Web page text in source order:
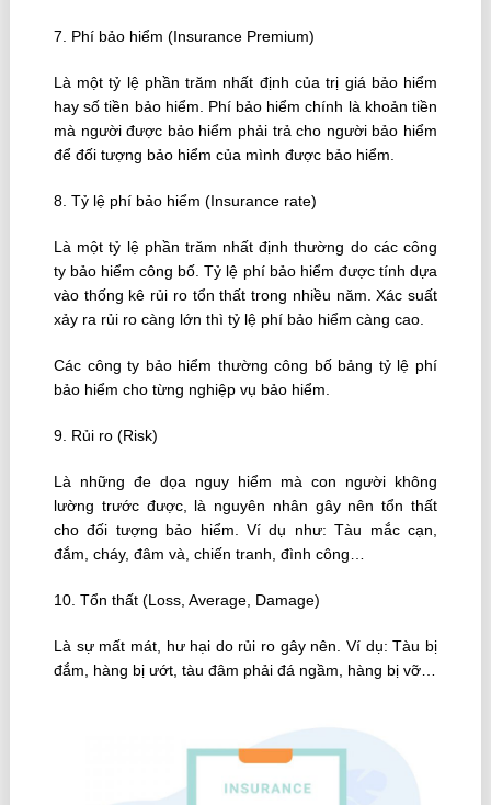
7. Phí bảo hiểm (Insurance Premium)
Là một tỷ lệ phần trăm nhất định của trị giá bảo hiểm
hay số tiền bảo hiểm. Phí bảo hiểm chính là khoản tiền
mà người được bảo hiểm phải trả cho người bảo hiểm
để đối tượng bảo hiểm của mình được bảo hiểm.
8. Tỷ lệ phí bảo hiểm (Insurance rate)
Là một tỷ lệ phần trăm nhất định thường do các công
ty bảo hiểm công bố. Tỷ lệ phí bảo hiểm được tính dựa
vào thống kê rủi ro tổn thất trong nhiều năm. Xác suất
xảy ra rủi ro càng lớn thì tỷ lệ phí bảo hiểm càng cao.
Các công ty bảo hiểm thường công bố bảng tỷ lệ phí
bảo hiểm cho từng nghiệp vụ bảo hiểm.
9. Rủi ro (Risk)
Là những đe dọa nguy hiểm mà con người không
lường trước được, là nguyên nhân gây nên tổn thất
cho đối tượng bảo hiểm. Ví dụ như: Tàu mắc cạn,
đắm, cháy, đâm và, chiến tranh, đình công…
10. Tổn thất (Loss, Average, Damage)
Là sự mất mát, hư hại do rủi ro gây nên. Ví dụ: Tàu bị
đắm, hàng bị ướt, tàu đâm phải đá ngầm, hàng bị vỡ…